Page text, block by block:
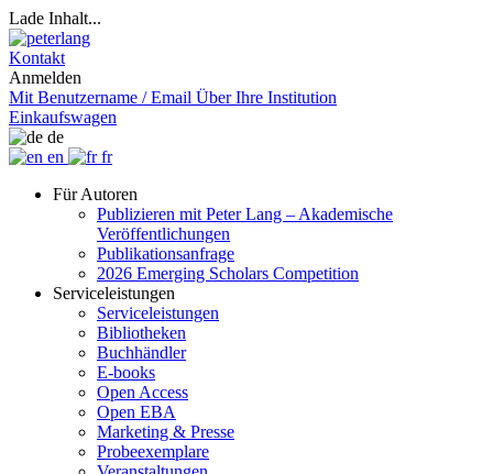
Lade Inhalt...
Kontakt
Anmelden
Mit Benutzername / Email Über Ihre Institution
Einkaufswagen
de
en
fr
Für Autoren
Publizieren mit Peter Lang – Akademische
Veröffentlichungen
Publikationsanfrage
2026 Emerging Scholars Competition
Serviceleistungen
Serviceleistungen
Bibliotheken
Buchhändler
E-books
Open Access
Open EBA
Marketing & Presse
Probeexemplare